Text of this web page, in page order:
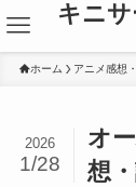
キニ
ホーム アニメ感想
オ
想
2026
1/28